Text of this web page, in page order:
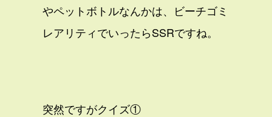
やペットボトルなんかは、ビーチゴミ
レアリティでいったらSSRですね。
突然ですがクイズ①